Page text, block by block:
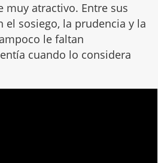
muy atractivo. Entre sus
el sosiego, la prudencia y la
le faltan
cuando lo considera